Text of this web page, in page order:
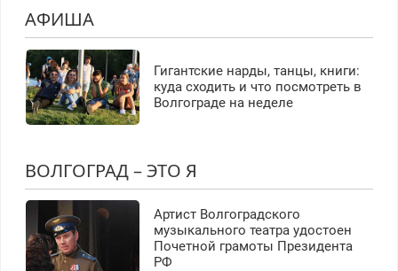
АФИША
Гигантские нарды, танцы, книги:
куда сходить и что посмотреть в
Волгограде на неделе
ВОЛГОГРАД – ЭТО Я
Артист Волгоградского
музыкального театра удостоен
Почетной грамоты Президента
РФ